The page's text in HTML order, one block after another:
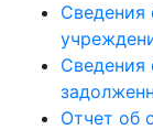
Сведения
Сведения
Отчет об